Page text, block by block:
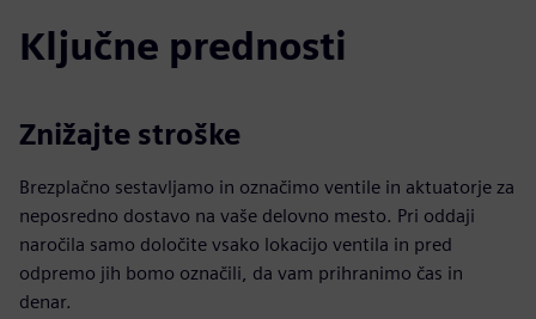
Ključne prednosti
Znižajte stroške
Brezplačno sestavljamo in označimo ventile in aktuatorje za
neposredno dostavo na vaše delovno mesto. Pri oddaji
naročila samo določite vsako lokacijo ventila in pred
odpremo jih bomo označili, da vam prihranimo čas in
denar.